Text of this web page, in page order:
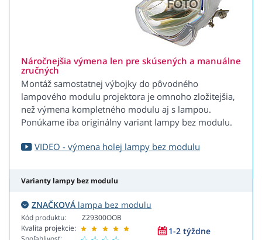
Náročnejšia výmena len pre skúsených a manuálne
zručných
Montáž samostatnej výbojky do pôvodného
lampového modulu projektora je omnoho zložitejšia,
než výmena kompletného modulu aj s lampou.
Ponúkame iba originálny variant lampy bez modulu.
VIDEO - výmena holej lampy bez modulu
Varianty lampy bez modulu
ZNAČKOVÁ lampa bez modulu
Kód produktu:
Kvalita projekcie:
Z29300OOB
1-2 týždne